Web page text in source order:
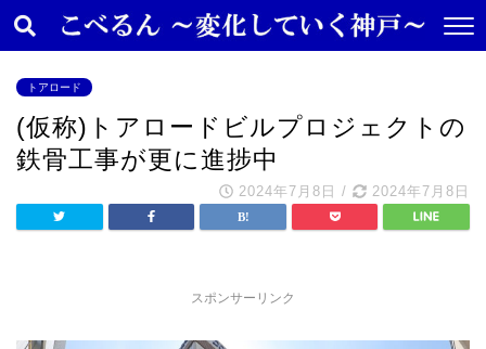
トアロード
(仮称)トアロードビルプロジェクトの
鉄骨工事が更に進捗中
2024年7月8日 / 2024年7月8日
スポンサーリンク